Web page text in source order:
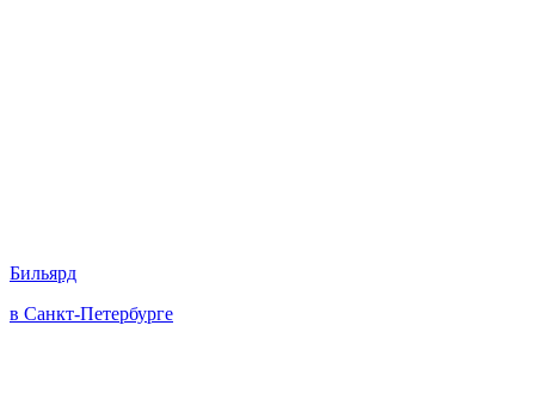
Бильярд
в Санкт-Петербурге